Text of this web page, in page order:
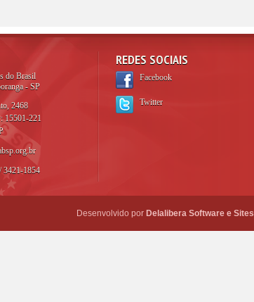
do Brasil
- SP
2468
15501-221
3421-1854
REDES SOCIAIS
Facebook
Twitter
Desenvolvido por Delalibera Software e Sites